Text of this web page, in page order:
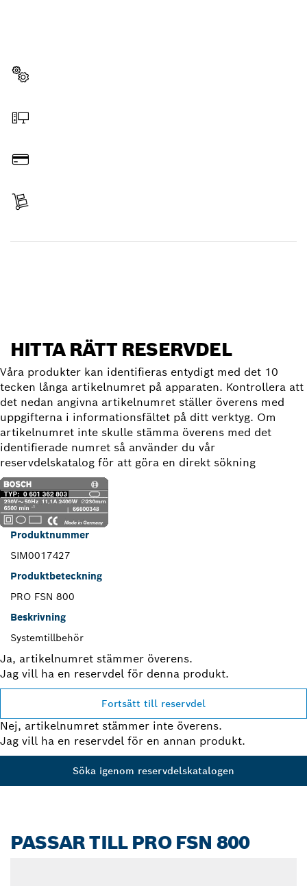
HITTA RÄTT RESERVDEL
Våra produkter kan identifieras entydigt med det 10
tecken långa artikelnumret på apparaten. Kontrollera att
det nedan angivna artikelnumret ställer överens med
uppgifterna i informationsfältet på ditt verktyg. Om
artikelnumret inte skulle stämma överens med det
identifierade numret så använder du vår
reservdelskatalog för att göra en direkt sökning
Produktnummer
SIM0017427
Produktbeteckning
PRO FSN 800
Beskrivning
Systemtillbehör
Ja, artikelnumret stämmer överens.
Jag vill ha en reservdel för denna produkt.
Fortsätt till reservdel
Nej, artikelnumret stämmer inte överens.
Jag vill ha en reservdel för en annan produkt.
Söka igenom reservdelskatalogen
PASSAR TILL PRO FSN 800